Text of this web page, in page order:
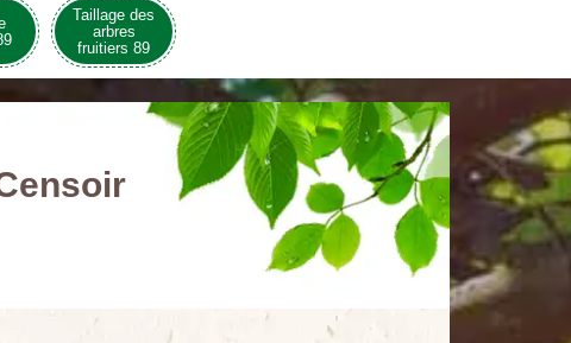
Taillage des
arbres
fruitiers 89